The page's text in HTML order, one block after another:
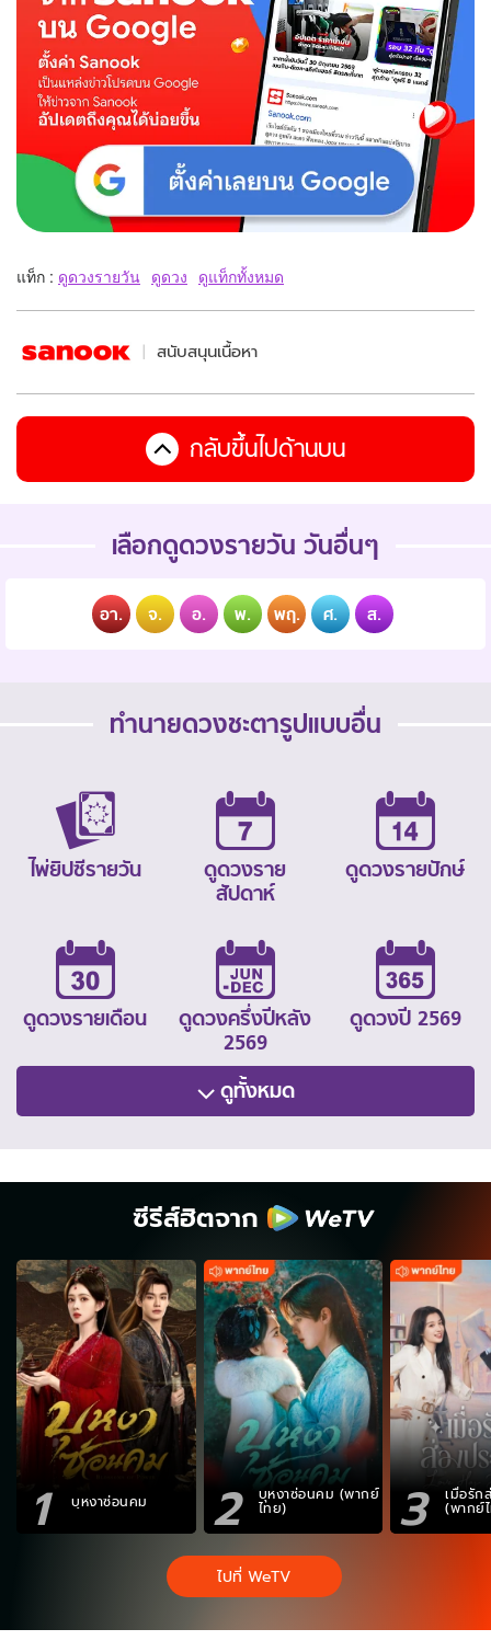
แท็ก : ดูดวงรายวัน ดูดวง ดูแท็กทั้งหมด
สนับสนุนเนื้อหา
กลับขึ้นไปด้านบน
เลือกดูดวงรายวัน วันอื่นๆ
อา. จ. อ. พ. พฤ. ศ. ส.
ทำนายดวงชะตารูปแบบอื่น
ไพ่ยิปซีรายวัน
ดูดวงราย
สัปดาห์
ดูดวงรายปักษ์
ดูดวงรายเดือน
ดูดวงครึ่งปีหลัง
2569
ดูดวงปี 2569
ดูทั้งหมด
ซีรีส์ฮิตจาก
1 บุหงาซ่อนคม 2 บุหงาซ่อนคม (พากย์
ไทย) 3 เมื่อรัก
(พากย์
ไปที่ WeTV